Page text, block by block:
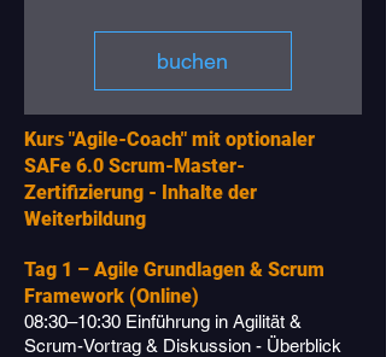
buchen
Kurs "Agile-Coach" mit optionaler
SAFe 6.0 Scrum-Master-
Zertifizierung - Inhalte der
Weiterbildung
Tag 1 – Agile Grundlagen & Scrum
Framework (Online)
08:30–10:30 Einführung in Agilität &
Scrum-Vortrag & Diskussion - Überblick